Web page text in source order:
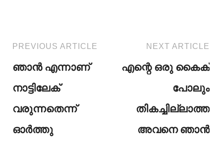
PREVIOUS ARTICLE
ഞാൻ എന്നാണ്
നാട്ടിലേക്
വരുന്നതെന്ന്
ഓർത്തു
NEXT ARTICLE
എന്റെ ഒരു കൈക്
പോലും
തികച്ചില്ലാത്ത
അവനെ ഞാൻ